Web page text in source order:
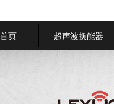
页 超声波换能器